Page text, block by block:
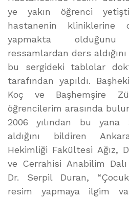
ye yakın öğrenci
hastanenin kliniklerine
yapmakta
ressamlardan ders
bu sergideki tablolar
tarafından yapıldı.
Koç ve Başhemşire
öğrencilerim arasında
2006 yılından bu yana
aldığını bildiren
Hekimliği Fakültesi Ağız,
ve Cerrahisi Anabilim
Dr. Serpil Duran,
resim yapmaya ilgim